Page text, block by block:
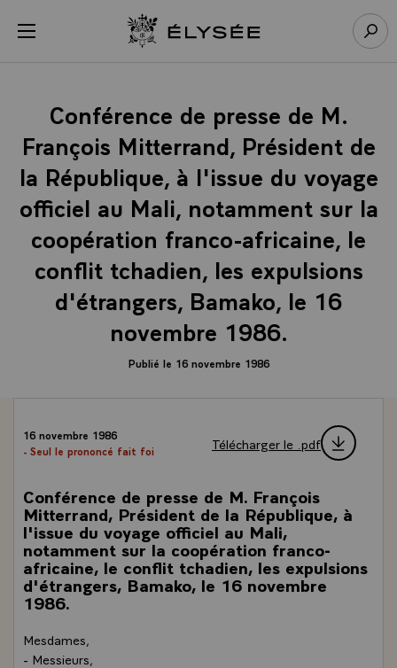
menu Retour à l’accueil Élysée
Conférence de presse de M.
François Mitterrand, Président de
la République, à l'issue du voyage
officiel au Mali, notamment sur la
coopération franco-africaine, le
conflit tchadien, les expulsions
d'étrangers, Bamako, le 16
novembre 1986.
Publié le 16 novembre 1986
16 novembre 1986
- Seul le prononcé fait foi
Télécharger le .pdf
Conférence de presse de M. François
Mitterrand, Président de la République, à
l'issue du voyage officiel au Mali,
notamment sur la coopération franco-
africaine, le conflit tchadien, les expulsions
d'étrangers, Bamako, le 16 novembre
1986.
Mesdames,
- Messieurs,
Panneau de gestion des cookies